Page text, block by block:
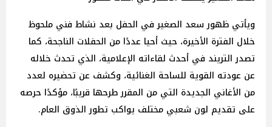
ويأتي ظهور سعد الصغير في الحفل بعد نشاط فني ملحوظ
خلال الفترة الأخيرة، حيث أحيا عددًا من الحفلات الناجحة، كما
تصدر التريند في أحدث لقاءاته الإعلامية، الذي تحدث خلاله
عن عودته القوية للساحة الغنائية، وكشف عن تحضيره لعدد
من الأغاني الجديدة التي من المقرر طرحها قريبًا، مؤكدًا حرصه
على تقديم لون شعبي مختلف يواكب تطور الذوق العام.